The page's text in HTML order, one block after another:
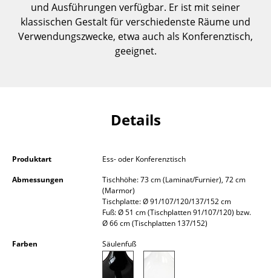
Garderoben
Kleinaufbewahrung
Tischleuchten
Schreibtischleuchten
Stehleuchten & Leseleuchten
und Ausführungen verfügbar. Er ist mit seiner
klassischen Gestalt für verschiedenste Räume und
Verwendungszwecke, etwa auch als Konferenztisch,
geeignet.
Details
Produktart
Ess- oder Konferenztisch
Abmessungen
Tischhöhe: 73 cm (Laminat/Furnier), 72 cm
(Marmor)
Tischplatte: Ø 91/107/120/137/152 cm
Fuß: Ø 51 cm (Tischplatten 91/107/120) bzw.
Ø 66 cm (Tischplatten 137/152)
Farben
Säulenfuß